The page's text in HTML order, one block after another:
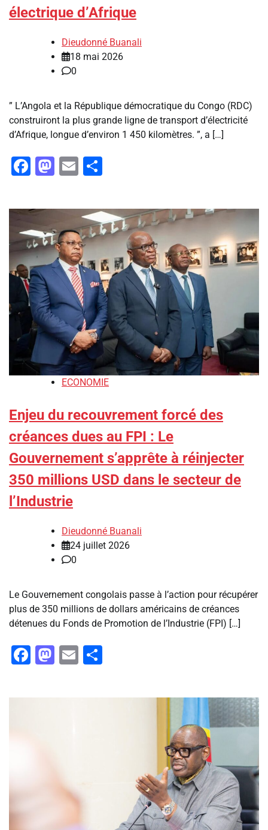
électrique d’Afrique
Dieudonné Buanali
18 mai 2026
0
‎” L’Angola et la République démocratique du Congo (RDC)
construiront la plus grande ligne de transport d’électricité
d’Afrique, longue d’environ 1 450 kilomètres. ”, a […]
Facebook
Mastodon
Email
ECONOMIE
Enjeu du recouvrement forcé des
créances dues au FPI : Le
Gouvernement s’apprête à réinjecter
350 millions USD dans le secteur de
l’Industrie
Dieudonné Buanali
24 juillet 2026
0
Le Gouvernement congolais passe à l’action pour récupérer
plus de 350 millions de dollars américains de créances
détenues du Fonds de Promotion de l’Industrie (FPI) […]
Facebook
Mastodon
Email